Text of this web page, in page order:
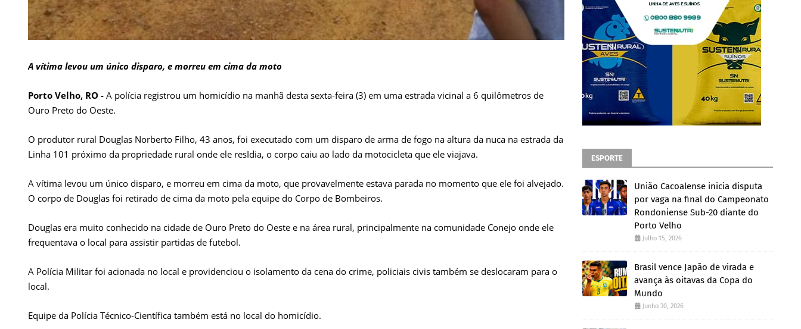
A vítima levou um único disparo, e morreu em cima da moto
Porto Velho, RO - A polícia registrou um homicídio na manhã desta sexta-feira (3) em uma estrada vicinal a 6 quilômetros de
Ouro Preto do Oeste.
O produtor rural Douglas Norberto Filho, 43 anos, foi executado com um disparo de arma de fogo na altura da nuca na estrada da
Linha 101 próximo da propriedade rural onde ele resIdia, o corpo caiu ao lado da motocicleta que ele viajava.
A vítima levou um único disparo, e morreu em cima da moto, que provavelmente estava parada no momento que ele foi alvejado.
O corpo de Douglas foi retirado de cima da moto pela equipe do Corpo de Bombeiros.
Douglas era muito conhecido na cidade de Ouro Preto do Oeste e na área rural, principalmente na comunidade Conejo onde ele
frequentava o local para assistir partidas de futebol.
A Polícia Militar foi acionada no local e providenciou o isolamento da cena do crime, policiais civis também se deslocaram para o
local.
Equipe da Polícia Técnico-Científica também está no local do homicídio.
ESPORTE
União Cacoalense inicia disputa
por vaga na final do Campeonato
Rondoniense Sub-20 diante do
Porto Velho
Julho 15, 2026
Brasil vence Japão de virada e
avança às oitavas da Copa do
Mundo
Junho 30, 2026